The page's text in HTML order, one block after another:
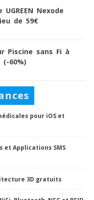
Nexode
de 59€
Piscine sans Fi à
60%)
pour iOS et
et Applications SMS
3D gratuits